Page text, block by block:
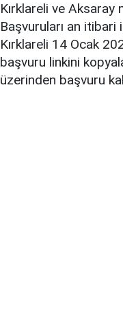
Kırklareli ve
Başvuruları an itibari
Kırklareli 14 Ocak
başvuru linkini
üzerinden başvuru